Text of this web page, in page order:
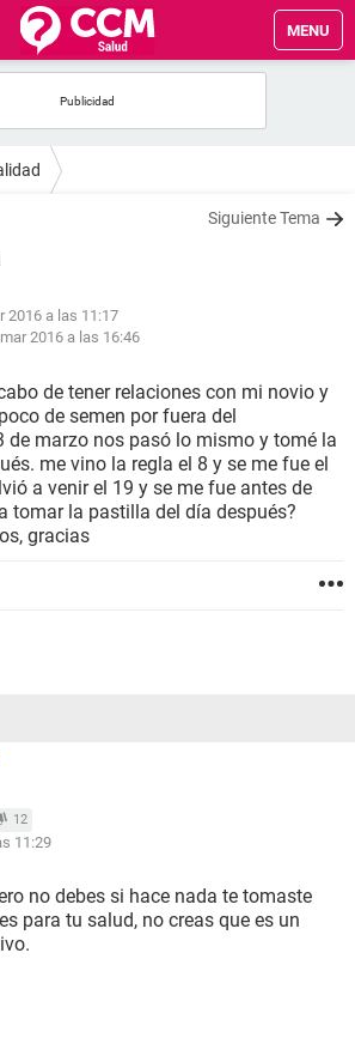
MENU
Siguiente Tema
2016 a las 11:17
2016 a las 16:46
de tener relaciones con mi novio y
de semen por fuera del
de marzo nos pasó lo mismo y tomé la
me vino la regla el 8 y se me fue el
a venir el 19 y se me fue antes de
tomar la pastilla del día después?
gracias
12
11:29
no debes si hace nada te tomaste
para tu salud, no creas que es un